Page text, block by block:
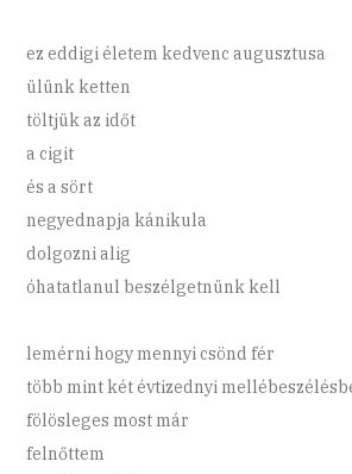
ez eddigi életem kedvenc augusztusa
ülünk ketten
töltjük az időt
a cigit
és a sört
negyednapja kánikula
dolgozni alig
óhatatlanul beszélgetnünk kell
lemérni hogy mennyi csönd fér
több mint két évtizednyi
fölösleges most már
felnőttem